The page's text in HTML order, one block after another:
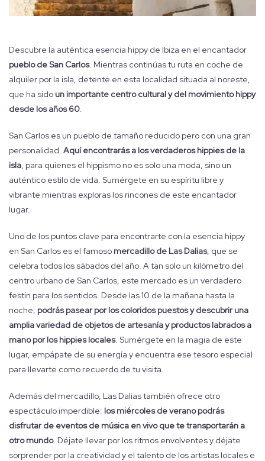
Descubre la auténtica esencia hippy de Ibiza en el encantador
pueblo de San Carlos. Mientras continúas tu ruta en coche de
alquiler por la isla, detente en esta localidad situada al noreste,
que ha sido un importante centro cultural y del movimiento hippy
desde los años 60.
San Carlos es un pueblo de tamaño reducido pero con una gran
personalidad. Aquí encontrarás a los verdaderos hippies de la
isla, para quienes el hippismo no es solo una moda, sino un
auténtico estilo de vida. Sumérgete en su espíritu libre y
vibrante mientras exploras los rincones de este encantador
lugar.
Uno de los puntos clave para encontrarte con la esencia hippy
en San Carlos es el famoso mercadillo de Las Dalias, que se
celebra todos los sábados del año. A tan solo un kilómetro del
centro urbano de San Carlos, este mercado es un verdadero
festín para los sentidos. Desde las 10 de la mañana hasta la
noche, podrás pasear por los coloridos puestos y descubrir una
amplia variedad de objetos de artesanía y productos labrados a
mano por los hippies locales. Sumérgete en la magia de este
lugar, empápate de su energía y encuentra ese tesoro especial
para llevarte como recuerdo de tu visita.
Además del mercadillo, Las Dalias también ofrece otro
espectáculo imperdible: los miércoles de verano podrás
disfrutar de eventos de música en vivo que te transportarán a
otro mundo. Déjate llevar por los ritmos envolventes y déjate
sorprender por la creatividad y el talento de los artistas locales e